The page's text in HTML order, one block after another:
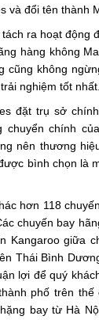
và đổi tên thành
ra hoạt động
hàng không
cũng không
nghiệm tốt nhất.
đặt trụ sở
chuyển chính
nên thương
bình chọn là
hơn 118
chuyến bay
Kangaroo giữa
Thái Bình
lợi để quý
phố trên
bay từ Hà